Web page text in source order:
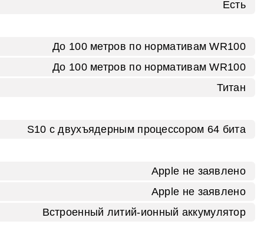
Есть
До 100 метров по нормативам WR100
До 100 метров по нормативам WR100
Титан
S10 с двухъядерным процессором 64 бита
Apple не заявлено
Apple не заявлено
Встроенный литий‑ионный аккумулятор